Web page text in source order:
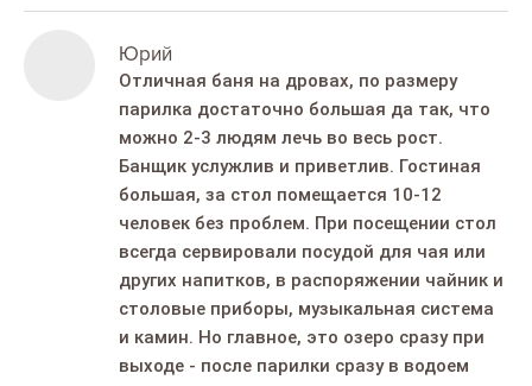
Юрий
Отличная баня на дровах, по размеру
парилка достаточно большая да так, что
можно 2-3 людям лечь во весь рост.
Банщик услужлив и приветлив. Гостиная
большая, за стол помещается 10-12
человек без проблем. При посещении стол
всегда сервировали посудой для чая или
других напитков, в распоряжении чайник и
столовые приборы, музыкальная система
и камин. Но главное, это озеро сразу при
выходе - после парилки сразу в водоем